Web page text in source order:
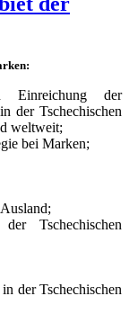
Einreichung der
der Tschechischen
weltweit;
bei Marken;
Tschechischen
der Tschechischen